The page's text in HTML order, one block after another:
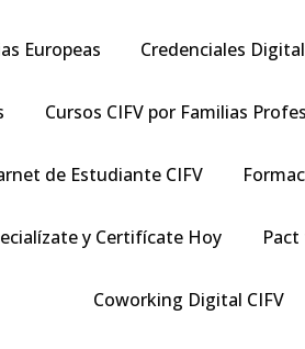
Europeas Credenciales
Cursos CIFV por Familias
de Estudiante CIFV
y Certifícate Hoy
Coworking Digital CIFV